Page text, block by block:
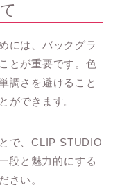
には、バックグラ
とが重要です。色
調さを避けること
ができます。
で、CLIP STUDIO
段と魅力的にする
さい。